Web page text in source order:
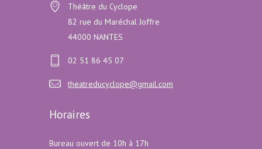
Théâtre du Cyclope
82 rue du Maréchal Joffre
44000 NANTES
02 51 86 45 07
theatreducyclope@gmail.com
Horaires
Bureau ouvert de 10h à 17h